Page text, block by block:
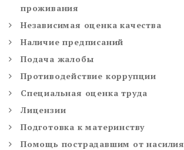
проживания
Независимая оценка качества
Наличие предписаний
Подача жалобы
Противодействие коррупции
Специальная оценка труда
Лицензии
Подготовка к материнству
Помощь пострадавшим от насилия